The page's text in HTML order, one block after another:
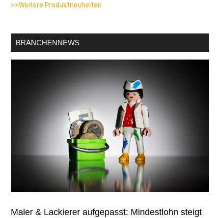
>>Weitere Produktneuheiten
BRANCHENNEWS
Maler & Lackierer aufgepasst: Mindestlohn steigt